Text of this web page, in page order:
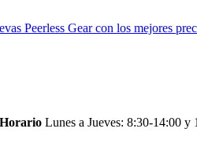
Peerless Gear con los mejores
Horario Lunes a Jueves: 8:30-14:00 y